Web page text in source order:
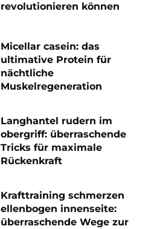
revolutionieren können
Micellar casein: das
ultimative Protein für
nächtliche
Muskelregeneration
Langhantel rudern im
obergriff: überraschende
Tricks für maximale
Rückenkraft
Krafttraining schmerzen
ellenbogen innenseite:
überraschende Wege zur